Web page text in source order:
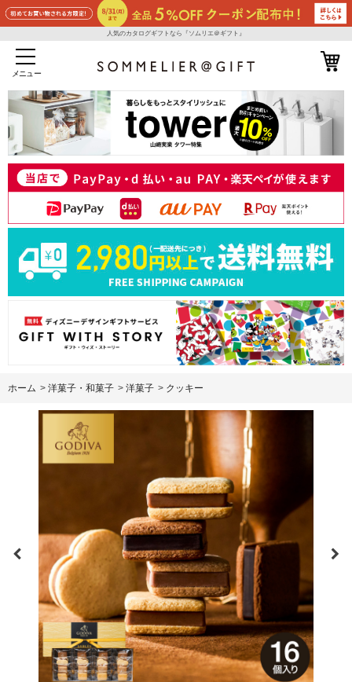
人気のカタログギフトなら『ソムリエ＠ギフト』
メニュー
ホーム > 洋菓子・和菓子 > 洋菓子 > クッキー